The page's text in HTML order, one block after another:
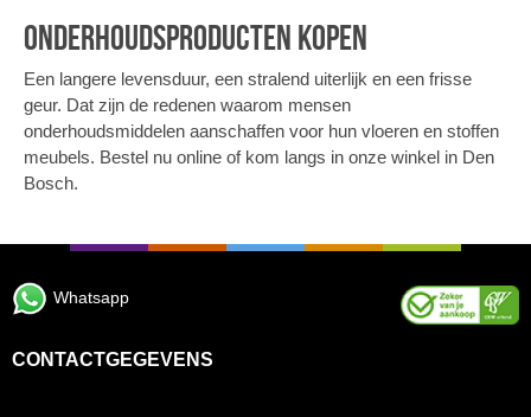
Onderhoudsproducten kopen
Een langere levensduur, een stralend uiterlijk en een frisse
geur. Dat zijn de redenen waarom mensen
onderhoudsmiddelen aanschaffen voor hun vloeren en stoffen
meubels. Bestel nu online of kom langs in onze winkel in Den
Bosch.
Whatsapp
CONTACTGEGEVENS